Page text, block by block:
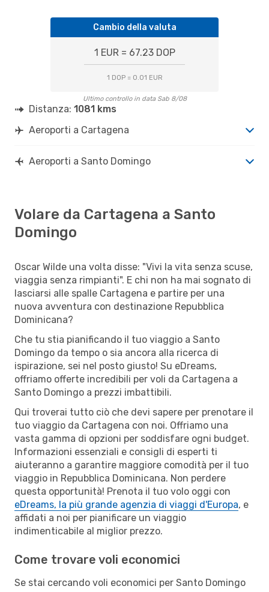
Cambio della valuta
1 EUR = 67.23 DOP
1 DOP = 0.01 EUR
Ultimo controllo in data Sab 8/08
Distanza: 1081 kms
Aeroporti a Cartagena
Aeroporti a Santo Domingo
Volare da Cartagena a Santo
Domingo
Oscar Wilde una volta disse: "Vivi la vita senza scuse,
viaggia senza rimpianti". E chi non ha mai sognato di
lasciarsi alle spalle Cartagena e partire per una
nuova avventura con destinazione Repubblica
Dominicana?
Che tu stia pianificando il tuo viaggio a Santo
Domingo da tempo o sia ancora alla ricerca di
ispirazione, sei nel posto giusto! Su eDreams,
offriamo offerte incredibili per voli da Cartagena a
Santo Domingo a prezzi imbattibili.
Qui troverai tutto ciò che devi sapere per prenotare il
tuo viaggio da Cartagena con noi. Offriamo una
vasta gamma di opzioni per soddisfare ogni budget.
Informazioni essenziali e consigli di esperti ti
aiuteranno a garantire maggiore comodità per il tuo
viaggio in Repubblica Dominicana. Non perdere
questa opportunità! Prenota il tuo volo oggi con
eDreams, la più grande agenzia di viaggi d'Europa, e
affidati a noi per pianificare un viaggio
indimenticabile al miglior prezzo.
Come trovare voli economici
Se stai cercando voli economici per Santo Domingo